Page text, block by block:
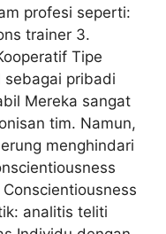
profesi seperti:
trainer 3.
Tipe
sebagai pribadi
Mereka sangat
tim. Namun,
menghindari
analitis teliti